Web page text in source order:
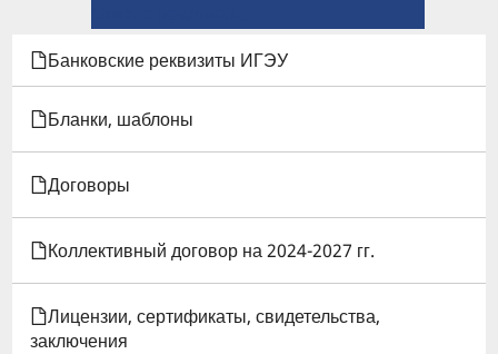
КНИГИ
ДЛЯ
МОНИТОРИНГ
ЭФФЕКТИВНОСТИ
РАСХОДОВАНИЯ
СРЕДСТВ
НА
Банковские реквизиты ИГЭУ
Бланки, шаблоны
Договоры
Коллективный договор на 2024-2027 гг.
Лицензии, сертификаты, свидетельства,
заключения